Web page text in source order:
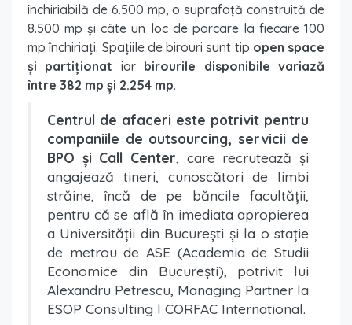
închiriabilă de 6.500 mp, o suprafață construită de
8.500 mp și câte un loc de parcare la fiecare 100
mp închiriați. Spațiile de birouri sunt tip open space
și partiționat iarbirourile disponibile variază
între 382 mp și 2.254 mp.
Centrul de afaceri este potrivit pentru
companiile de outsourcing, servicii de
BPO și Call Center, care recrutează și
angajează tineri, cunoscători de limbi
străine, încă de pe băncile facultății,
pentru că se află în imediata apropierea
a Universității din București și la o stație
de metrou de ASE (Academia de Studii
Economice din București), potrivit lui
Alexandru Petrescu, Managing Partner la
ESOP Consulting l CORFAC International.